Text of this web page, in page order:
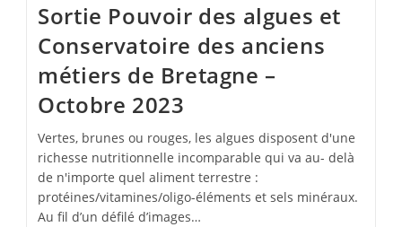
Sortie Pouvoir des algues et
Conservatoire des anciens
métiers de Bretagne –
Octobre 2023
Vertes, brunes ou rouges, les algues disposent d'une
richesse nutritionnelle incomparable qui va au- delà
de n'importe quel aliment terrestre :
protéines/vitamines/oligo-éléments et sels minéraux.
Au fil d’un défilé d’images…